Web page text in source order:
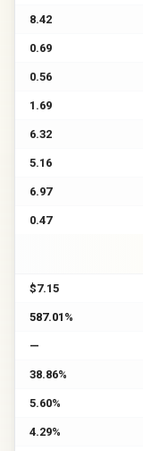
8.42
0.69
0.56
1.69
6.32
5.16
6.97
0.47
$7.15
587.01%
—
38.86%
5.60%
4.29%